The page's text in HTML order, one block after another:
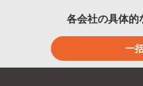
各会社の具体的
一